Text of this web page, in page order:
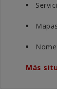
Más